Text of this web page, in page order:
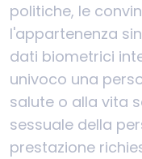
politiche, le
l'appartenenza
dati biometrici
univoco una
salute o alla vita
sessuale della
prestazione